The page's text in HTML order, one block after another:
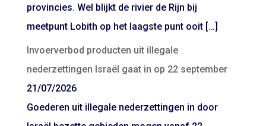
provincies. Wel blijkt de rivier de Rijn bij
meetpunt Lobith op het laagste punt ooit […]
Invoerverbod producten uit illegale
nederzettingen Israël gaat in op 22 september
21/07/2026
Goederen uit illegale nederzettingen in door